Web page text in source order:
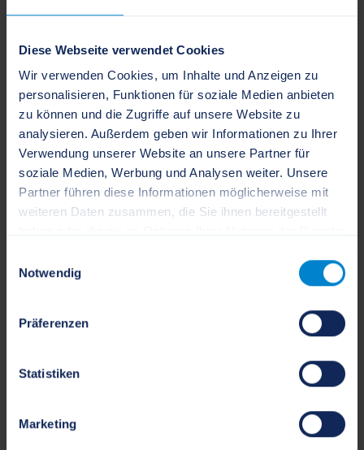
Diese Webseite verwendet Cookies
Wir verwenden Cookies, um Inhalte und Anzeigen zu
personalisieren, Funktionen für soziale Medien anbieten
zu können und die Zugriffe auf unsere Website zu
analysieren. Außerdem geben wir Informationen zu Ihrer
Verwendung unserer Website an unsere Partner für
soziale Medien, Werbung und Analysen weiter. Unsere
Partner führen diese Informationen möglicherweise mit
weiteren Daten zusammen, die Sie ihnen bereitgestellt
Notwendig
Präferenzen
Statistiken
Marketing
Herr Opitz
Sachgebiet Liegenschaften
Fachdienst Stadtentwicklung
+49 4621 814-470
a.opitz[at]schleswig.de
Gallberg 3, 24837 Schleswig
Fachdienst Stadtentwicklung
+49 4621 814-471